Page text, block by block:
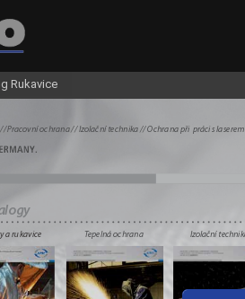
Pracovní ochrana // Izolační technika // Ochrana při  práci s laserem
Tepelná ochrana Izolační
a rukavice
Rukavice